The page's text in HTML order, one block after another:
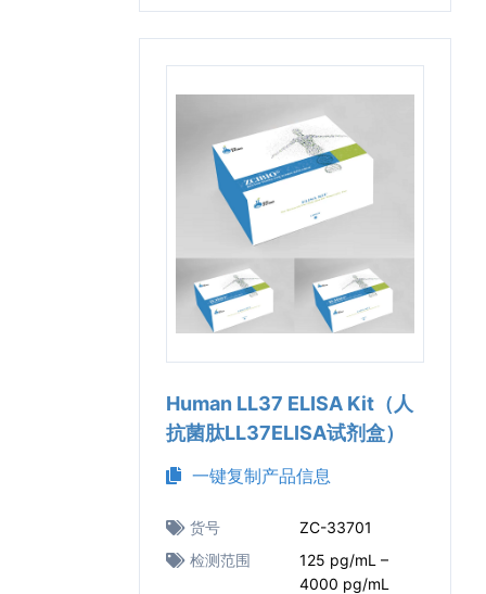
Human LL37 ELISA Kit（人
抗菌肽LL37ELISA试剂盒）
一键复制产品信息
货号
ZC-33701
检测范围
125 pg/mL –
4000 pg/mL